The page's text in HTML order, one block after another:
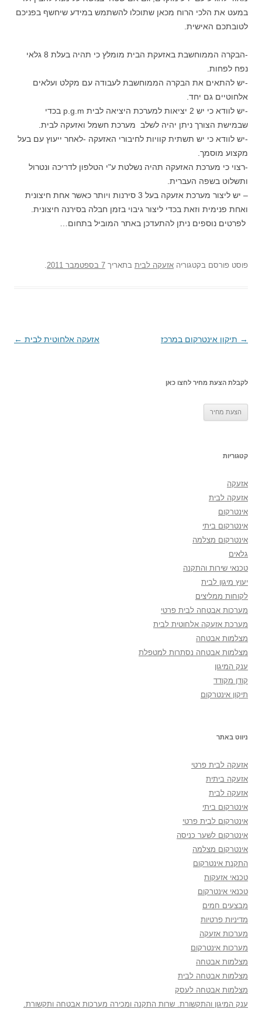
במעט את הלכי הרוח מכאן שתוכלו להשתמש במידע שיחשף בפניכם
לטובתכם האישית.
-הבקרה הממוחשבת באזעקת הבית מומלץ כי תהיה בעלת 8 גלאי
נפח לפחות.
-יש להתאים את הבקרה הממוחשבת לעבודה עם מקלט ועלאים
אלחוטיים גם יחד.
-יש לוודא כי יש 2 יציאות למערכת היציאה לבית p.g.m בכדי
שבמישת הצורך ניתן יהיה לשלב מערכת חשמל ואזעקה לבית.
-יש לוודא כי יש תשתית קוויות לחיבורי האזעקה -לאחר ייעוץ עם בעל
מקצוע מוסמך.
-רצוי כי מערכת האזעקה תהיה נשלטת ע"י הטלפון לדריכה ונטרול
ותשלוט בשפה העברית.
– יש ליצור מערכת אזעקה בעל 3 סירנות ויותר כאשר אחת חיצונית
ואחת פנימית וזאת בכדי ליצור גיבוי בזמן חבלה בסירנה חיצונית.
לפרטים נוספים ניתן להתעדכן באתר המוביל בתחום…
פוסט פורסם בקטגוריה אזעקה לבית בתאריך 7 בספטמבר 2011 .
ניווט
→ תיקון אינטרקום במרכז אזעקה אלחוטית לבית ←
לקבלת הצעת מחיר לחצו כאן
קטגוריות
אזעקה
אזעקה לבית
אינטרקום
אינטרקום ביתי
אינטרקום מצלמה
גלאים
טכנאי שירות והתקנה
יעוץ מיגון לבית
לקוחות ממליצים
מערכות אבטחה לבית פרטי
מערכת אזעקה אלחוטית לבית
מצלמות אבטחה
מצלמות אבטחה נסתרות למטפלת
ענק המיגון
קודן מקודד
תיקון אינטרקום
ניווט באתר
אזעקה לבית פרטי
אזעקה ביתית
אזעקה לבית
אינטרקום ביתי
אינטרקום לבית פרטי
אינטרקום לשער כניסה
אינטרקום מצלמה
התקנת אינטרקום
טכנאי אזעקות
טכנאי אינטרקום
מבצעים חמים
מדיניות פרטיות
מערכות אזעקה
מערכות אינטרקום
מצלמות אבטחה
מצלמות אבטחה לבית
מצלמות אבטחה לעסק
ענק המיגון והתקשורת. שרות התקנה ומכירה מערכות אבטחה ותקשורת.